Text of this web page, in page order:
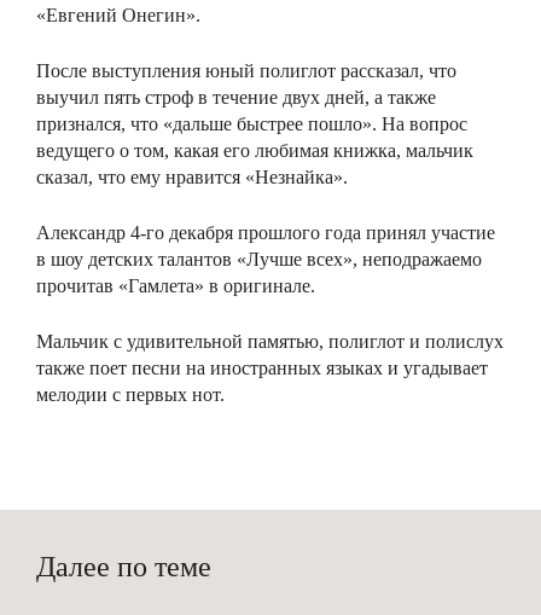
«Евгений Онегин».
После выступления юный полиглот рассказал, что
выучил пять строф в течение двух дней, а также
признался, что «дальше быстрее пошло». На вопрос
ведущего о том, какая его любимая книжка, мальчик
сказал, что ему нравится «Незнайка».
Александр 4-го декабря прошлого года принял участие
в шоу детских талантов «Лучше всех», неподражаемо
прочитав «Гамлета» в оригинале.
Мальчик с удивительной памятью, полиглот и полислух
также поет песни на иностранных языках и угадывает
мелодии с первых нот.
Далее по теме